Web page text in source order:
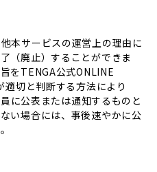
本サービスの運営上の理由に
（廃止）することができま
をTENGA公式ONLINE
切と判断する方法により
に公表または通知するものと
い場合には、事後速やかに公